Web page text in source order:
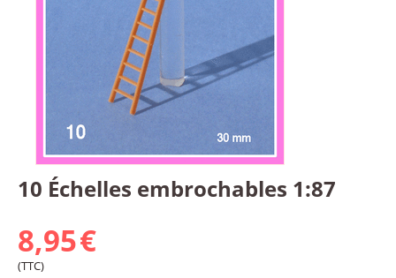
10 Échelles embrochables 1:87
8,95€
(TTC)